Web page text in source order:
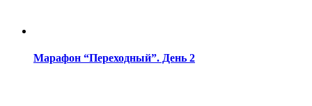
Марафон “Переходный”. День 2